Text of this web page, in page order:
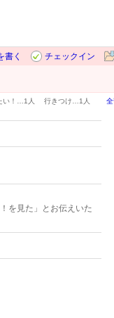
書く
チェックイン
い！… 1人 行きつけ… 1人
を見た」とお伝えいた